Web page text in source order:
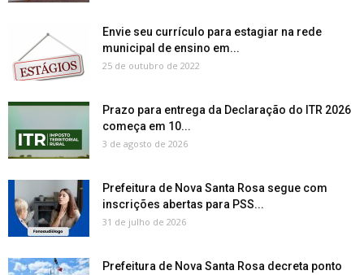
Envie seu currículo para estagiar na rede
municipal de ensino em...
25 de outubro de 2022
Prazo para entrega da Declaração do ITR 2026
começa em 10...
3 de agosto de 2026
Prefeitura de Nova Santa Rosa segue com
inscrições abertas para PSS...
31 de julho de 2026
Prefeitura de Nova Santa Rosa decreta ponto